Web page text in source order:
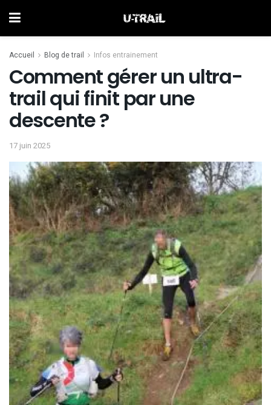
Accueil Blog de trail Infos entrainement
Comment gérer un ultra-
trail qui finit par une
descente ?
17 juin 2025